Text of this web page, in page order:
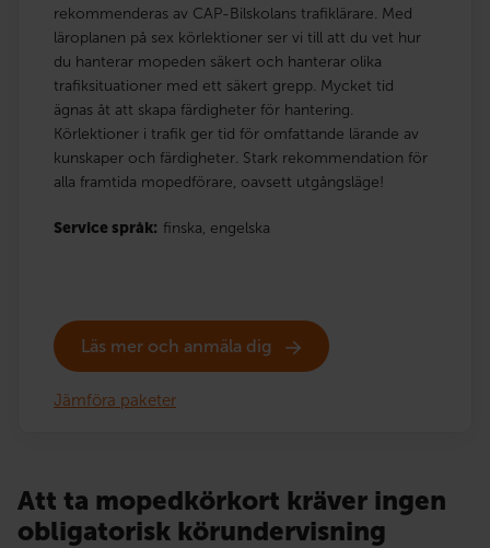
rekommenderas av CAP-Bilskolans trafiklärare. Med
läroplanen på sex körlektioner ser vi till att du vet hur
du hanterar mopeden säkert och hanterar olika
trafiksituationer med ett säkert grepp. Mycket tid
ägnas åt att skapa färdigheter för hantering.
Körlektioner i trafik ger tid för omfattande lärande av
kunskaper och färdigheter. Stark rekommendation för
alla framtida mopedförare, oavsett utgångsläge!
Service språk: finska, engelska
Läs mer och anmäla dig
Jämföra paketer
Att ta mopedkörkort kräver ingen
obligatorisk körundervisning